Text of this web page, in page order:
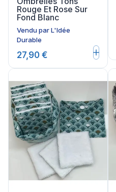
Rouge Et Rose Sur
Fond Blanc
Vendu parL'Idée
Durable
27,90 €